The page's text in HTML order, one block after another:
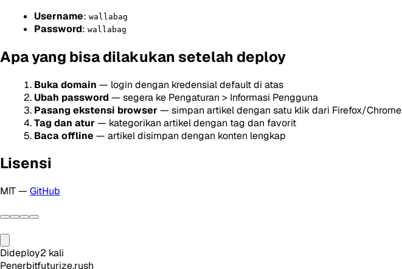
Username: wallabag
Password: wallabag
Apa yang bisa dilakukan setelah deploy
Buka domain — login dengan kredensial default di atas
Ubah password— segera ke Pengaturan > Informasi Pengguna
Pasang ekstensi browser— simpan artikel dengan satu klik dari Firefox/Chrome
Tag dan atur— kategorikan artikel dengan tag dan favorit
Baca offline — artikel disimpan dengan konten lengkap
Lisensi
MIT — GitHub
Dideploy2 kali
Penerbitfuturize.rush